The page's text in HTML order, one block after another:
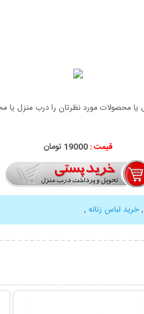
مورد نظرتان را درب منزل یا
قیمت :19000 تومان
,خرید لباس زنانه ,